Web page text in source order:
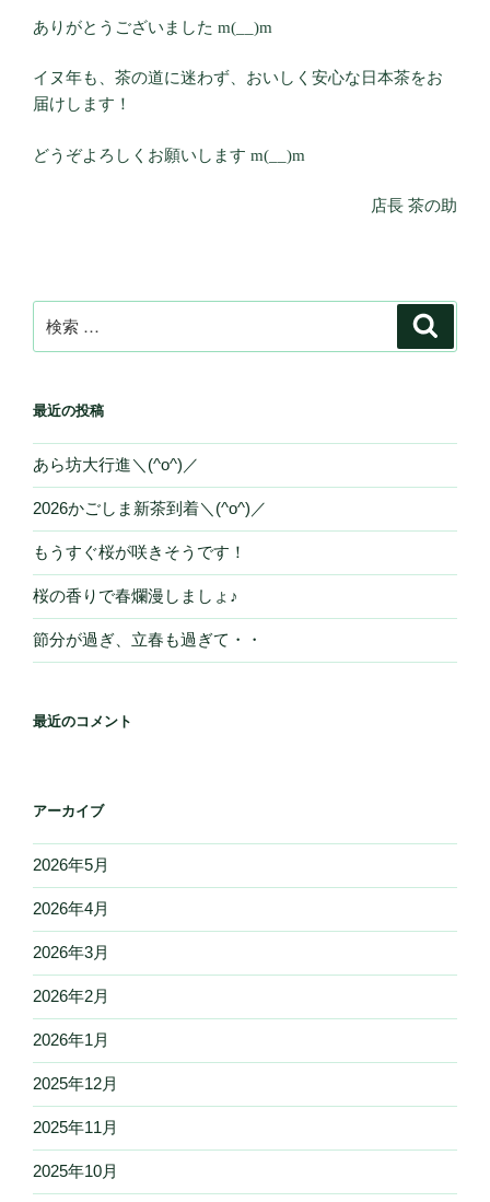
ありがとうございました m(__)m
イヌ年も、茶の道に迷わず、おいしく安心な日本茶をお
届けします！
どうぞよろしくお願いします m(__)m
店長 茶の助
索:
最近の投稿
あら坊大行進＼(^o^)／
2026かごしま新茶到着＼(^o^)／
もうすぐ桜が咲きそうです！
桜の香りで春爛漫しましょ♪
節分が過ぎ、立春も過ぎて・・
最近のコメント
アーカイブ
2026年5月
2026年4月
2026年3月
2026年2月
2026年1月
2025年12月
2025年11月
2025年10月